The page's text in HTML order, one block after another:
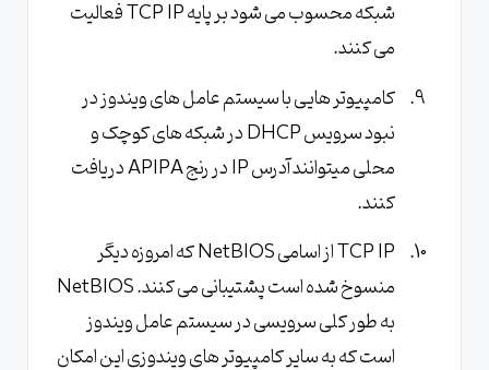
شبکه محسوب می شود بر پایه TCP IP فعالیت
می کنند.
کامپیوتر هایی با سیستم عامل های ویندوز در
نبود سرویس DHCP در شبکه های کوچک و
محلی میتوانند آدرس IP در رنج APIPA دریافت
کنند.
TCP IP از اسامی NetBIOS که امروزه دیگر
منسوخ شده است پشتیبانی می کنند. NetBIOS
به طور کلی سرویسی در سیستم عامل ویندوز
است که به سایر کامپیوتر های ویندوزی این امکان